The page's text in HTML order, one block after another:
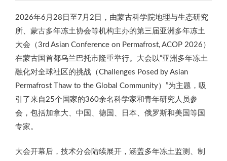
2026年6月28日至7月2日，由蒙古科学院地理与生态研究
所、蒙古多年冻土协会等机构主办的第三届亚洲多年冻土
大会（3rd Asian Conference on Permafrost, ACOP 2026）
在蒙古国首都乌兰巴托市隆重举行。大会以“亚洲多年冻土
融化对全球社区的挑战（Challenges Posed by Asian
Permafrost Thaw to the Global Community）”为主题，吸
引了来自25个国家的360余名科学家和青年研究人员参
会，包括加拿大、中国、德国、日本、俄罗斯和美国等国
专家。
大会开幕后，技术分会陆续展开，涵盖多年冻土监测、制